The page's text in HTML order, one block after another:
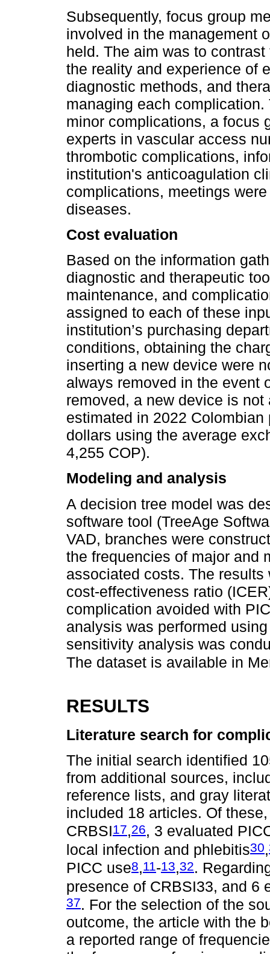
Subsequently, focus group
involved in the management
held. The aim was to
the reality and experience of
diagnostic methods, and
managing each
minor complications, a focus
experts in vascular access
thrombotic complications,
institution's anticoagulation
complications, meetings
diseases.
Cost evaluation
Based on the information
diagnostic and therapeutic
maintenance, and
assigned to each of these
institution’s purchasing
conditions, obtaining the
inserting a new device were
always removed in the event
removed, a new device is
estimated in 2022
dollars using the average
4,255 COP).
Modeling and analysis
A decision tree model was
software tool (TreeAge
VAD, branches were
the frequencies of major and
associated costs. The
cost-effectiveness ratio
complication avoided with
analysis was performed
sensitivity analysis was
The dataset is available in
RESULTS
Literature search for
The initial search identified
from additional sources,
reference lists, and gray
included 18 articles. Of
CRBSI17,26, 3 evaluated
local infection and phlebitis30,
PICC use8,11 -13,32.
presence of CRBSI33, and 6
37. For the selection of the
outcome, the article with the
a reported range of